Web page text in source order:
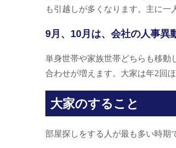
も引越しが多くなります。主に一
9月、10月は、会社の人事異
単身世帯や家族世帯どちらも移動
合わせが増えます。大家は年2回
大家のすること
部屋探しをする人が最も多い時期